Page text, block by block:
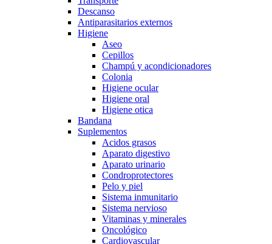
Descanso
Antiparasitarios externos
Higiene
Aseo
Cepillos
Champú y acondicionadores
Colonia
Higiene ocular
Higiene oral
Higiene otica
Bandana
Suplementos
Acidos grasos
Aparato digestivo
Aparato urinario
Condroprotectores
Pelo y piel
Sistema inmunitario
Sistema nervioso
Vitaminas y minerales
Oncológico
Cardiovascular